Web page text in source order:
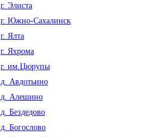
г. Элиста
г. Южно-Сахалинск
г. Ялта
г. Яхрома
г. им.Цюрупы
д. Авдотьино
д. Алешино
д. Бездедово
д. Богослово